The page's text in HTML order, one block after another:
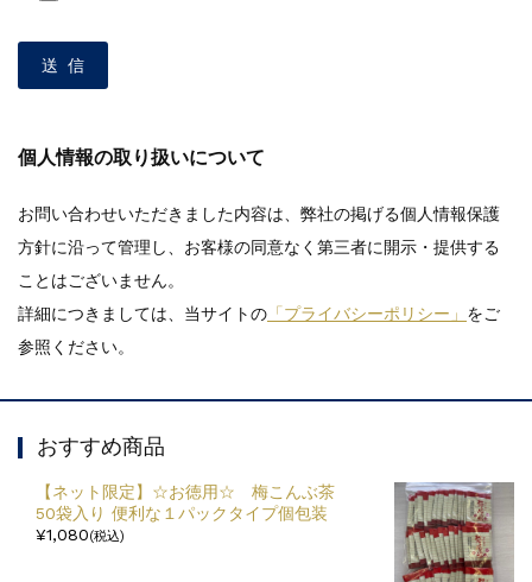
個人情報の取り扱いについて
お問い合わせいただきました内容は、弊社の掲げる個人情報保護
方針に沿って管理し、お客様の同意なく第三者に開示・提供する
ことはございません。
詳細につきましては、当サイトの「プライバシーポリシー」 をご
参照ください。
おすすめ商品
【ネット限定】☆お徳用☆ 梅こんぶ茶
50袋入り 便利な１パックタイプ個包装
¥1,080(税込)